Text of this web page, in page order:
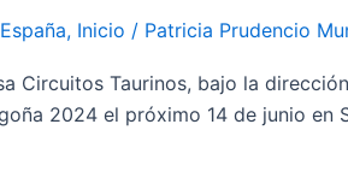
España, Inicio / Patricia Prudencio
Circuitos Taurinos, bajo la
2024 el próximo 14 de junio